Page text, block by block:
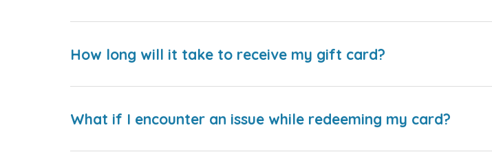
How long will it take to receive my gift card?
What if I encounter an issue while redeeming my card?